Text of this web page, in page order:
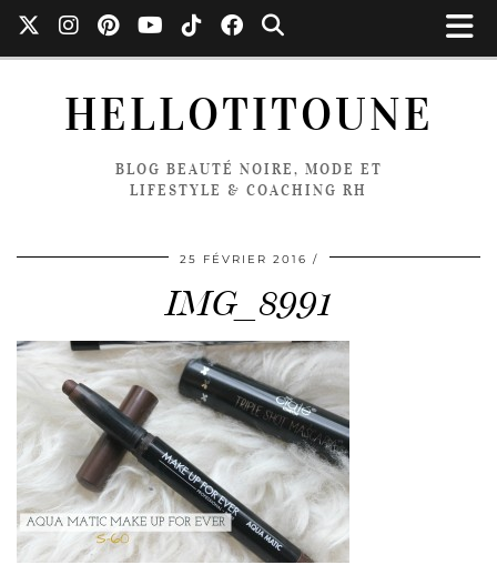
HELLOTITOUNE
BLOG BEAUTÉ NOIRE, MODE ET
LIFESTYLE & COACHING RH
25 FÉVRIER 2016
IMG_8991